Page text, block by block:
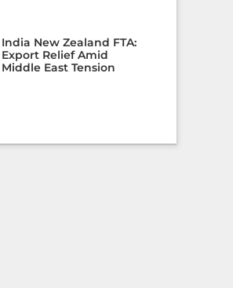
India New Zealand FTA:
Export Relief Amid
Middle East Tension